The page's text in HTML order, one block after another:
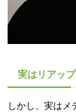
実はリアッ
しかし、実はメ